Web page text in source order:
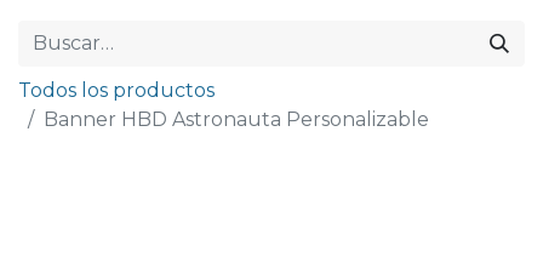
Todos los productos
Banner HBD Astronauta Personalizable